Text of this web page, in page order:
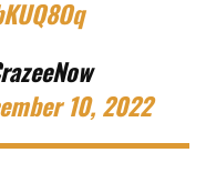
10, 2022